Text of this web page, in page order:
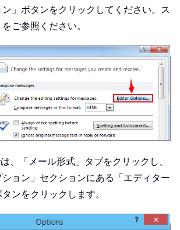
」ボタンをクリックしてください。ス
ご参照ください。
、「メール形式」タブをクリックし、
ション」セクションにある「エディター
ンをクリックします。